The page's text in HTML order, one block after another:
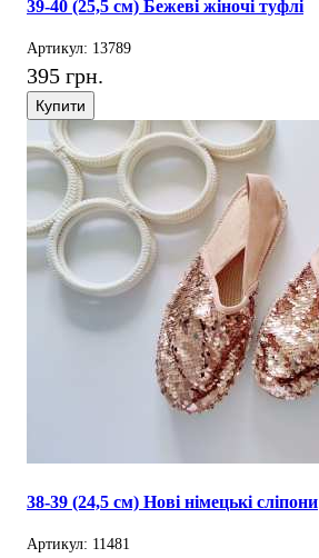
39-40 (25,5 см) Бежеві жіночі туфлі
Артикул: 13789
395 грн.
Купити
38-39 (24,5 см) Нові німецькі сліпони
Артикул: 11481